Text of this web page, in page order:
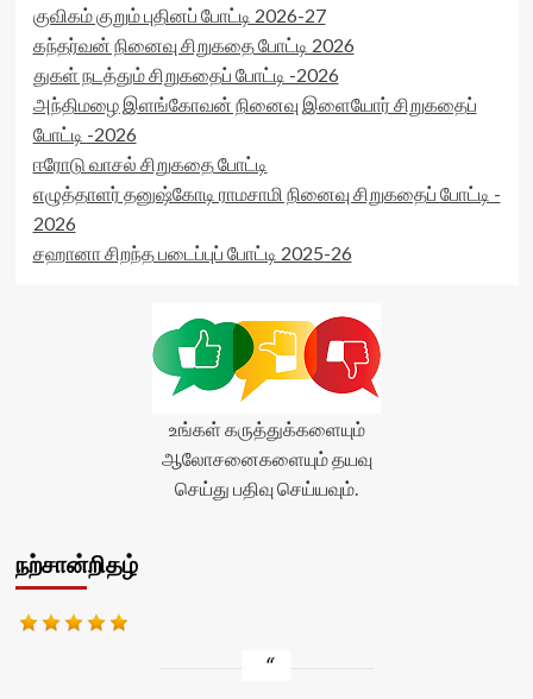
குவிகம் குறும் புதினப் போட்டி 2026-27
கந்தர்வன் நினைவு சிறுகதை போட்டி 2026
துகள் நடத்தும் சிறுகதைப் போட்டி -2026
அந்திமழை இளங்கோவன் நினைவு இளையோர் சிறுகதைப்
போட்டி -2026
ஈரோடு வாசல் சிறுகதை போட்டி
எழுத்தாளர் தனுஷ்கோடி ராமசாமி நினைவு சிறுகதைப் போட்டி -
2026
சஹானா சிறந்த படைப்புப் போட்டி 2025-26
உங்கள் கருத்துக்களையும்
ஆலோசனைகளையும் தயவு
செய்து பதிவு செய்யவும்.
நற்சான்றிதழ்